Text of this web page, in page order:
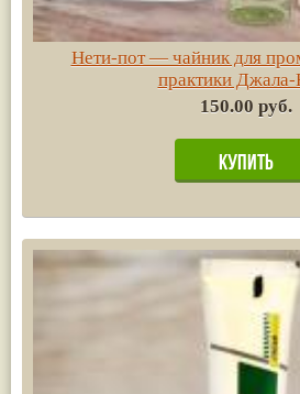
Нети-пот — чайник для
практики Джала-
150.00 руб.